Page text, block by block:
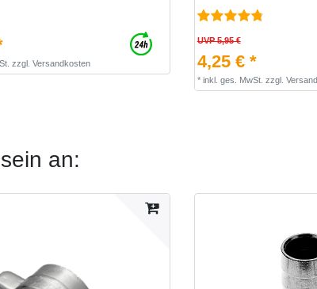
zzgl. Versandkosten
UVP 5,95 €
4,25 € *
* inkl. ges. MwSt. zzgl.
an: